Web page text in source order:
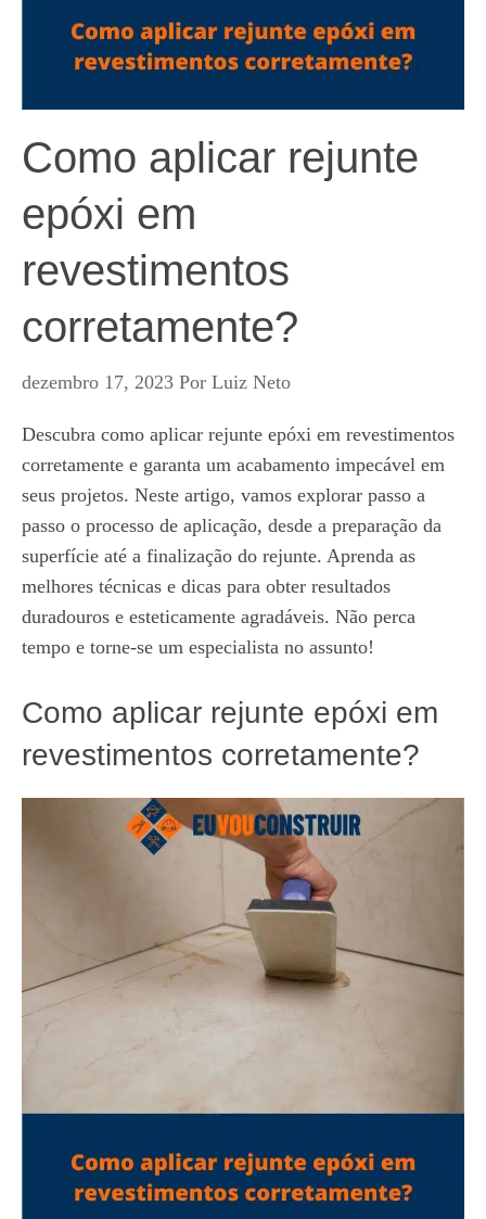
Como aplicar rejunte
epóxi em
revestimentos
corretamente?
dezembro 17, 2023 Por Luiz Neto
Descubra como aplicar rejunte epóxi em revestimentos
corretamente e garanta um acabamento impecável em
seus projetos. Neste artigo, vamos explorar passo a
passo o processo de aplicação, desde a preparação da
superfície até a finalização do rejunte. Aprenda as
melhores técnicas e dicas para obter resultados
duradouros e esteticamente agradáveis. Não perca
tempo e torne-se um especialista no assunto!
Como aplicar rejunte epóxi em
revestimentos corretamente?